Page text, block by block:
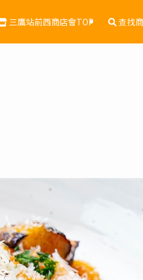
三鷹站前西商店會TOP 查找